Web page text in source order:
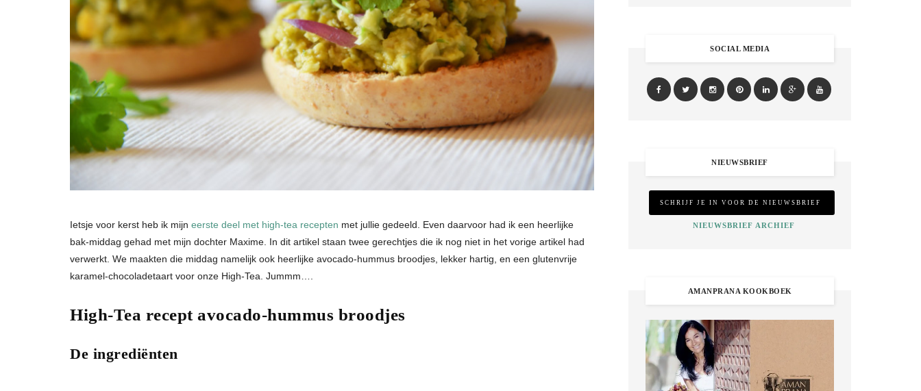
Ietsje voor kerst heb ik mijn eerste deel met high-tea recepten met jullie gedeeld. Even daarvoor had ik een heerlijke
bak-middag gehad met mijn dochter Maxime. In dit artikel staan twee gerechtjes die ik nog niet in het vorige artikel had
verwerkt. We maakten die middag namelijk ook heerlijke avocado-hummus broodjes, lekker hartig, en een glutenvrije
karamel-chocoladetaart voor onze High-Tea. Jummm….
High-Tea recept avocado-hummus broodjes
De ingrediënten
SOCIAL MEDIA
NIEUWSBRIEF
NIEUWSBRIEF ARCHIEF
AMANPRANA KOOKBOEK